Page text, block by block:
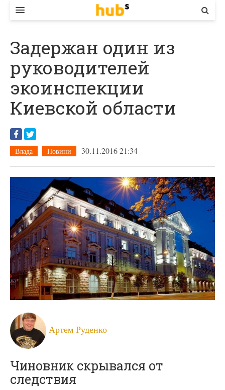
ЕКОНОМІКА
БІЗНЕС
СТАРТЕР
КОНТАКТИ
Задержан один из
руководителей
экоинспекции
Киевской области
Влада Новини 30.11.2016 21:34
Артем Руденко
Чиновник скрывался от
следствия